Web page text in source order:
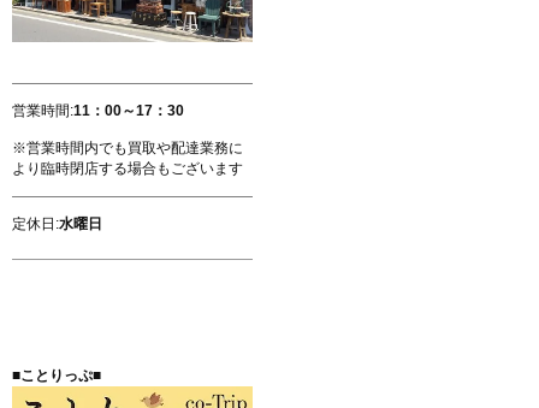
営業時間:11：00～17：30
※営業時間内でも買取や配達業務に
より臨時閉店する場合もございます
定休日:水曜日
■ことりっぷ■